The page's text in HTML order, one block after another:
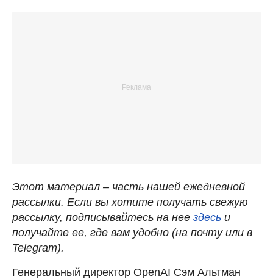
Этот материал – часть нашей ежедневной
рассылки. Если вы хотите получать свежую
рассылку, подписывайтесь на нее здесь и
получайте ее, где вам удобно (на почту или в
Telegram).
Генеральный директор OpenAI Сэм Альтман